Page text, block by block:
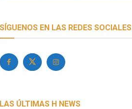
SÍGUENOS EN LAS REDES SOCIALES
LAS ÚLTIMAS H NEWS